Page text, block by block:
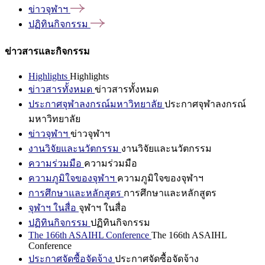
ข่าวจุฬาฯ
ปฏิทินกิจกรรม
ข่าวสารและกิจกรรม
Highlights Highlights
ข่าวสารทั้งหมด ข่าวสารทั้งหมด
ประกาศจุฬาลงกรณ์มหาวิทยาลัย ประกาศจุฬาลงกรณ์
มหาวิทยาลัย
ข่าวจุฬาฯ ข่าวจุฬาฯ
งานวิจัยและนวัตกรรม งานวิจัยและนวัตกรรม
ความร่วมมือ ความร่วมมือ
ความภูมิใจของจุฬาฯ ความภูมิใจของจุฬาฯ
การศึกษาและหลักสูตร การศึกษาและหลักสูตร
จุฬาฯ ในสื่อ จุฬาฯ ในสื่อ
ปฏิทินกิจกรรม ปฏิทินกิจกรรม
The 166th ASAIHL Conference The 166th ASAIHL
Conference
ประกาศจัดซื้อจัดจ้าง ประกาศจัดซื้อจัดจ้าง